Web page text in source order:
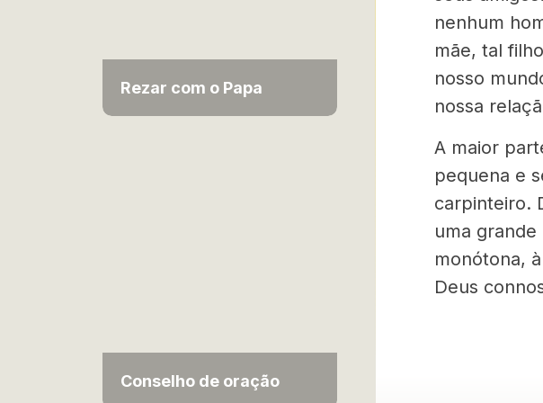
Rezar com o Papa
Conselho de oração
nenhum
mãe, tal
nosso
nossa
A maior
pequena e
carpinteiro.
uma
monótona,
Deus